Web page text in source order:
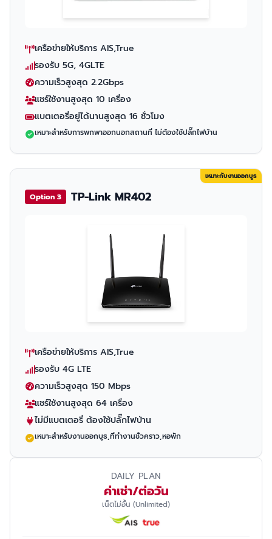
เครือข่ายให้บริการ AIS,True
รองรับ 5G, 4GLTE
ความเร็วสูงสุด 2.2Gbps
แชร์ใช้งานสูงสุด 10 เครื่อง
แบตเตอรี่อยู่ได้นานสูงสุด 16 ชั่วโมง
เหมาะสำหรับการพกพาออกนอกสถานที่ ไม่ต้องใช้ปลั๊กไฟบ้าน
เหมาะกับงานออกบูธ
Option 3 TP-Link MR402
เครือข่ายให้บริการ AIS,True
รองรับ 4G LTE
ความเร็วสูงสุด 150 Mbps
แชร์ใช้งานสูงสุด 64 เครื่อง
ไม่มีแบตเตอรี่ ต้องใช้ปลั๊กไฟบ้าน
เหมาะสำหรับงานออกบูธ,ที่ทำงานชั่วคราว,หอพัก
DAILY PLAN
ค่าเช่า/ต่อวัน
เน็ตไม่อั้น (Unlimited)